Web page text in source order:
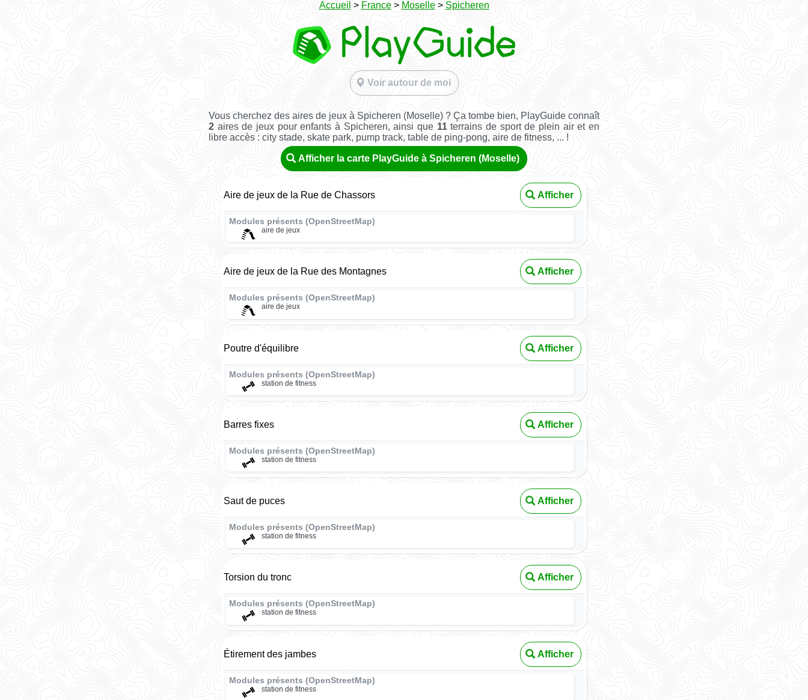
Accueil > France> Moselle> Spicheren
Voir autour de moi
Vous cherchez des aires de jeux à Spicheren (Moselle) ? Ça tombe bien, PlayGuide connaît
2 aires de jeux pour enfants à Spicheren, ainsi que 11terrains de sport de plein air et en
libre accès : city stade, skate park, pump track, table de ping-pong, aire de fitness, ... !
Afficher la carte PlayGuide à Spicheren (Moselle)
Aire de jeux de la Rue de Chassors Afficher
Modules présents (OpenStreetMap)
aire de jeux
Aire de jeux de la Rue des Montagnes Afficher
Modules présents (OpenStreetMap)
aire de jeux
Poutre d'équilibre Afficher
Modules présents (OpenStreetMap)
station de fitness
Barres fixes Afficher
Modules présents (OpenStreetMap)
station de fitness
Saut de puces Afficher
Modules présents (OpenStreetMap)
station de fitness
Torsion du tronc Afficher
Modules présents (OpenStreetMap)
station de fitness
Étirement des jambes Afficher
Modules présents (OpenStreetMap)
station de fitness